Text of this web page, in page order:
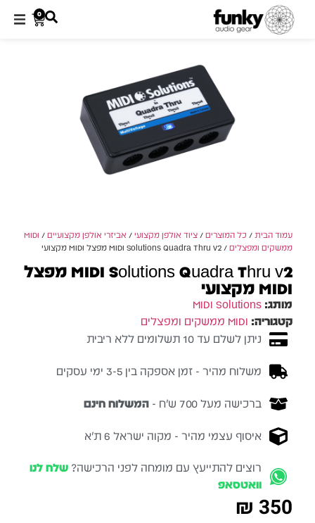
0
עמוד הבית / כל המוצרים /ציוד אולפן מקצועי / אביזרי אולפן מקצועיים /
MIDI
ממשקים ומפצלים / MIDI Solutions Quadra Thru v2 מפצל MIDI מקצועי
MIDI Solutions Quadra Thru v2 מפצל
MIDI מקצועי
מותג:MIDI Solutions
קטגוריה: MIDI ממשקים ומפצלים
ניתן לשלם עד 10 תשלומים ללא ריבית
משלוח מהיר - זמן אספקה בין 3-5 ימי עסקים
ברכישה מעל 700 ש״ח - המשלוח חינם
איסוף עצמי מהיר - מקוה ישראל 6 ת״א
רוצים להתייעץ עם מומחה לפני הרכישה? שלח לנו
וואטסאפ
₪ 350